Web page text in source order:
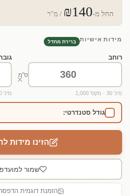
החל מ-₪140 / מ"ר
מידות אישיות ברירת מחדל
רוחב
ס"מ
מינ' 30 · מקס' 1,000
×
מינ' 30 · מקס' 500
גודל סטנדרטי:
הזינו מידות
שמור
הזמנת דוגמית הדפסה